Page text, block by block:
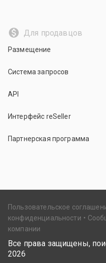
Для продавцов
Размещение
Система запросов
API
Интерфейс reSeller
Партнерская программа
Пользовательское
конфиденциальности
компании
Все права защищены,
2026